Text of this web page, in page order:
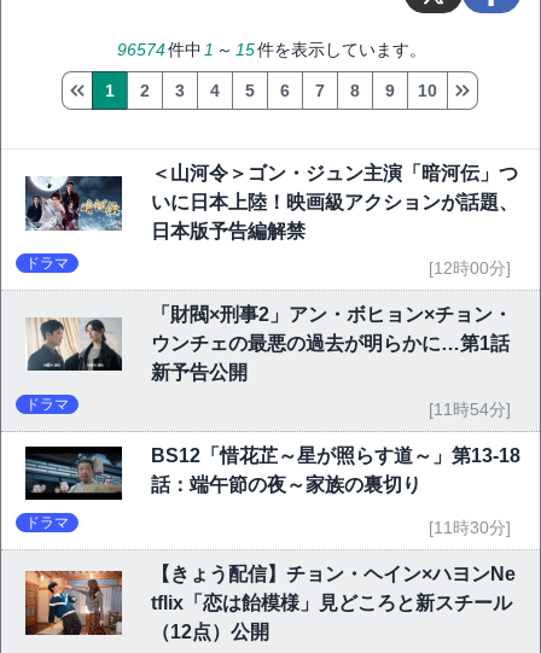
96574件中 1 ～ 15件を表示しています。
1 2 3 4 5 6 7 8 9 10
＜山河令＞ゴン・ジュン主演「暗河伝」つ
いに日本上陸！映画級アクションが話題、
日本版予告編解禁
ドラマ [12時00分]
「財閥×刑事2」アン・ボヒョン×チョン・
ウンチェの最悪の過去が明らかに…第1話
新予告公開
ドラマ [11時54分]
BS12「惜花芷～星が照らす道～」第13-18
話：端午節の夜～家族の裏切り
ドラマ [11時30分]
【きょう配信】チョン・ヘイン×ハヨンNe
tflix「恋は飴模様」見どころと新スチール
（12点）公開